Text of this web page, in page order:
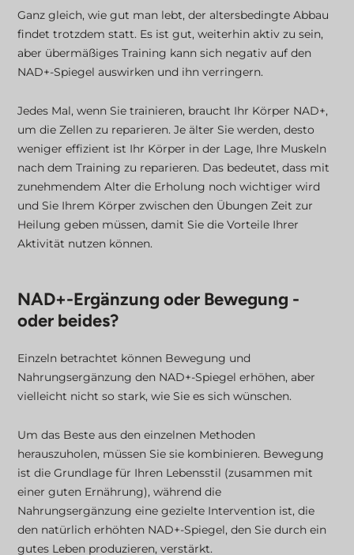
Ganz gleich, wie gut man lebt, der altersbedingte Abbau
findet trotzdem statt. Es ist gut, weiterhin aktiv zu sein,
aber übermäßiges Training kann sich negativ auf den
NAD+-Spiegel auswirken und ihn verringern.
Jedes Mal, wenn Sie trainieren, braucht Ihr Körper NAD+,
um die Zellen zu reparieren. Je älter Sie werden, desto
weniger effizient ist Ihr Körper in der Lage, Ihre Muskeln
nach dem Training zu reparieren. Das bedeutet, dass mit
zunehmendem Alter die Erholung noch wichtiger wird
und Sie Ihrem Körper zwischen den Übungen Zeit zur
Heilung geben müssen, damit Sie die Vorteile Ihrer
Aktivität nutzen können.
NAD+-Ergänzung oder Bewegung -
oder beides?
Einzeln betrachtet können Bewegung und
Nahrungsergänzung den NAD+-Spiegel erhöhen, aber
vielleicht nicht so stark, wie Sie es sich wünschen.
Um das Beste aus den einzelnen Methoden
herauszuholen, müssen Sie sie kombinieren. Bewegung
ist die Grundlage für Ihren Lebensstil (zusammen mit
einer guten Ernährung), während die
Nahrungsergänzung eine gezielte Intervention ist, die
den natürlich erhöhten NAD+-Spiegel, den Sie durch ein
gutes Leben produzieren, verstärkt.